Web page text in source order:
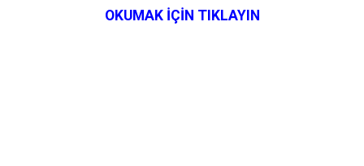
OKUMAK İÇİN TIKLAYIN